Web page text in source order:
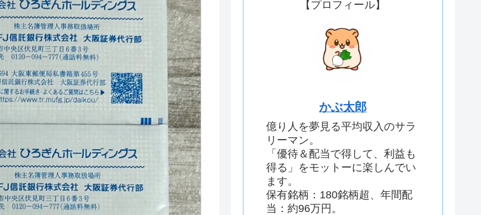
【プロフィール】
かぶ太郎
億り人を夢見る平均収入のサラ
リーマン。
「優待＆配当で得して、利益も
得る」をモットーに楽しんでい
ます。
保有銘柄：180銘柄超、年間配
当：約96万円。